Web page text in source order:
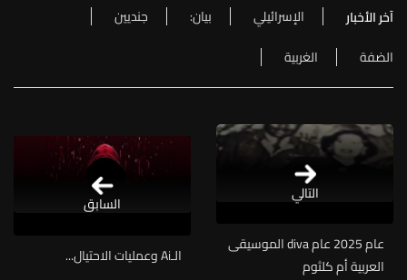
آخر الأخبار الإسرائيلي بيان:
جنديين
الضفة
الغربية
التالي
عام 2025 عام diva الموسيقى
العربية أم كلثوم
الـAi وعمليات الاحتيال...
السابق